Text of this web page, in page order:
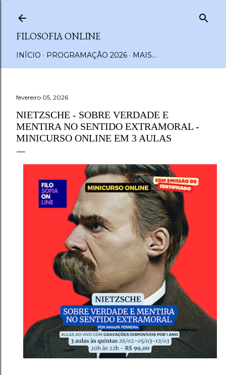
FILOSOFIA ONLINE
INÍCIO PROGRAMAÇÃO 2026 MAIS…
fevereiro 05, 2026
NIETZSCHE - SOBRE VERDADE E
MENTIRA NO SENTIDO EXTRAMORAL -
MINICURSO ONLINE EM 3 AULAS